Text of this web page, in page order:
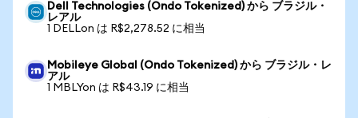
Dell Technologies (Ondo Tokenized) から ブラジル・
レアル
1 DELLon は R$2,278.52 に相当
Mobileye Global (Ondo Tokenized) から ブラジル・レ
アル
1 MBLYon は R$43.19 に相当